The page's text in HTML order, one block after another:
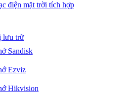
điện mặt trời tích hợp
lưu trữ
Sandisk
Ezviz
Hikvision